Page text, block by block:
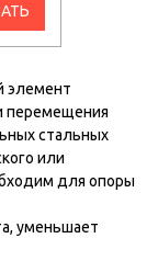
элемент
перемещения
стальных
или
для опоры
уменьшает